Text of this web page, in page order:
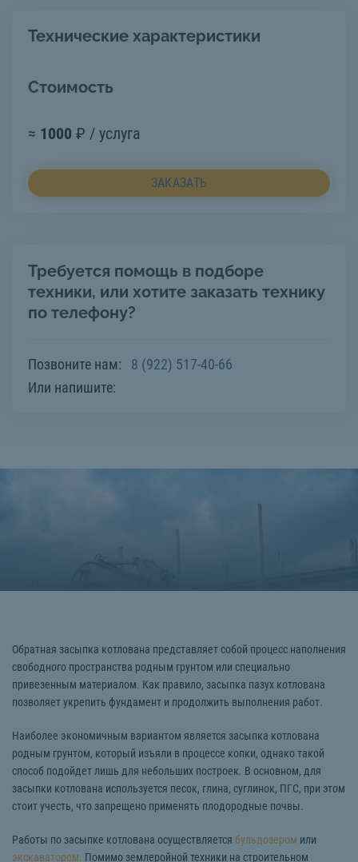
Технические характеристики
Стоимость
≈ 1000 ₽ / услуга
ЗАКАЗАТЬ
Требуется помощь в подборе
техники, или хотите заказать технику
по телефону?
Позвоните нам:
8 (922) 517-40-66
Или напишите:
Обратная засыпка котлована представляет собой процесс наполнения
свободного пространства родным грунтом или специально
привезенным материалом. Как правило, засыпка пазух котлована
позволяет укрепить фундамент и продолжить выполнения работ.
Наиболее экономичным вариантом является засыпка котлована
родным грунтом, который изъяли в процессе копки, однако такой
способ подойдет лишь для небольших построек. В основном, для
засыпки котлована используется песок, глина, суглинок, ПГС, при этом
стоит учесть, что запрещено применять плодородные почвы.
Работы по засыпке котлована осуществляется бульдозером или
экскаватором. Помимо землеройной техники на строительном